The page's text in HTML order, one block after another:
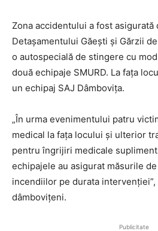
Zona accidentului a fost asigurată
Detașamentului Găești și Gărzii
o autospecială de stingere cu
două echipaje SMURD. La fața
un echipaj SAJ Dâmbovița.
„În urma evenimentului patru
medical la fața locului și ulterior
pentru îngrijiri medicale
echipajele au asigurat măsurile
incendiilor pe durata
dâmbovițeni.
Publicitate